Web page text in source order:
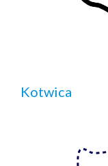
Kotwica